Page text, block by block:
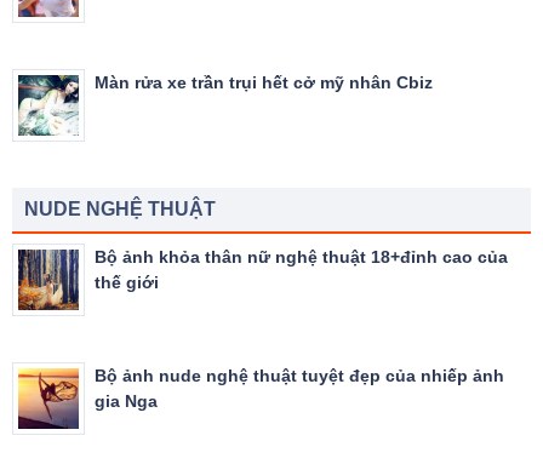
Màn rửa xe trần trụi hết cở mỹ nhân Cbiz
NUDE NGHỆ THUẬT
Bộ ảnh khỏa thân nữ nghệ thuật 18+đỉnh cao của
thế giới
Bộ ảnh nude nghệ thuật tuyệt đẹp của nhiếp ảnh
gia Nga